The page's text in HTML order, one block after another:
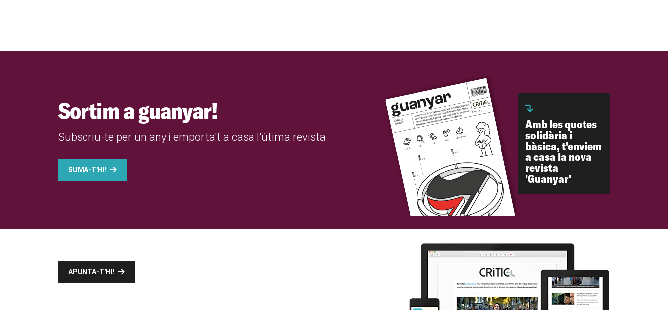
Sortim a guanyar!
Subscriu-te per un any i emporta't a casa l'útima revista
SUMA-T'HI!
Amb les quotes
solidària i
bàsica, t'enviem
a casa la nova
revista
'Guanyar'
APUNTA-T'HI!